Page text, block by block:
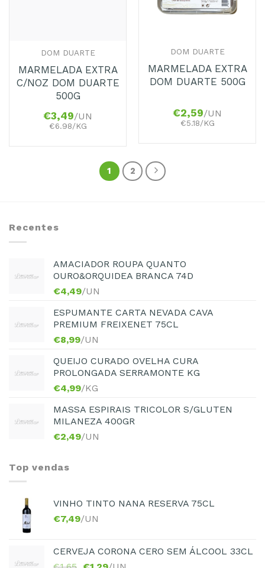
DOM DUARTE
MARMELADA EXTRA
C/NOZ DOM DUARTE
500G
€3,49/UN
€6.98/KG
DOM DUARTE
MARMELADA EXTRA
DOM DUARTE 500G
€2,59/UN
€5.18/KG
1 2
Recentes
AMACIADOR ROUPA QUANTO
OURO&ORQUIDEA BRANCA 74D
€4,49/UN
ESPUMANTE CARTA NEVADA CAVA
PREMIUM FREIXENET 75CL
€8,99/UN
QUEIJO CURADO OVELHA CURA
PROLONGADA SERRAMONTE KG
€4,99/KG
MASSA ESPIRAIS TRICOLOR S/GLUTEN
MILANEZA 400GR
€2,49/UN
Top vendas
VINHO TINTO NANA RESERVA 75CL
€7,49/UN
CERVEJA CORONA CERO SEM ÁLCOOL 33CL